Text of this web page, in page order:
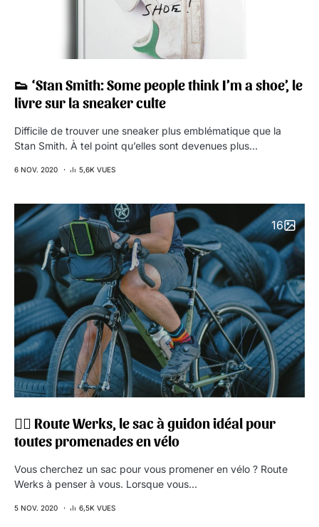
👟 ‘Stan Smith: Some people think I’m a shoe’, le
livre sur la sneaker culte
Difficile de trouver une sneaker plus emblématique que la
Stan Smith. À tel point qu’elles sont devenues plus…
6 NOV. 2020 5,6K VUES
16
🚴‍♂️ Route Werks, le sac à guidon idéal pour
toutes promenades en vélo
Vous cherchez un sac pour vous promener en vélo ? Route
Werks à penser à vous. Lorsque vous…
5 NOV. 2020 6,5K VUES